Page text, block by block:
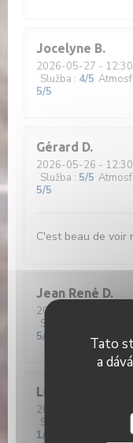
Tato
a
Jocelyne B
2026-05-27 -
Služba : 4/5
5/5
Gérard D
2026-05-26 -
Služba : 5/5
5/5
C'est beau de voir
Jean René D
2026-05-26
Služba
5/5
Lucrece
2026-05-28
-
Služba
1/5